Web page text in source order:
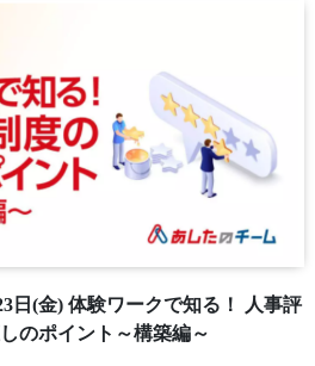
日(金) 体験ワークで知る！ 人事評
のポイント～構築編～